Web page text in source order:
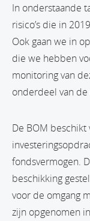
In onderstaande
risico’s die in
Ook gaan we in
die we hebben
monitoring van
onderdeel van
De BOM
fondsvermogen.
beschikking
voor de omgang
zijn opgenomen